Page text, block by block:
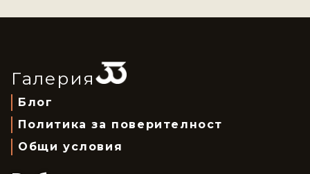
Галерия
Блог
Политика за поверителност
Общи условия